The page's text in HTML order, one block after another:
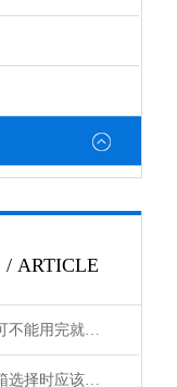
/ ARTICLE
电热恒温培养箱可不能用完就算了，这些保养工作一定要做到位！
隔水式恒温培养箱选择时应该考虑的主要因素有哪些?